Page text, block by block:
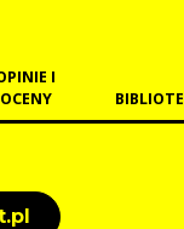
I
OCENY